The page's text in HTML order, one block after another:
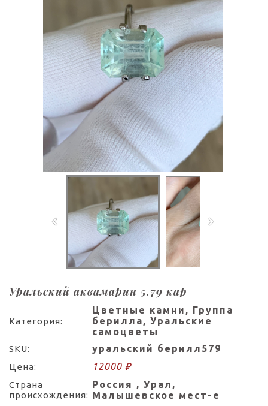
Уральский аквамарин 5.79 кар
Категория:
Цветные камни, Группа
берилла, Уральские
самоцветы
SKU: уральский берилл579
Цена: 12000 ₽
Страна
происхождения:
Россия , Урал,
Малышевское мест-е